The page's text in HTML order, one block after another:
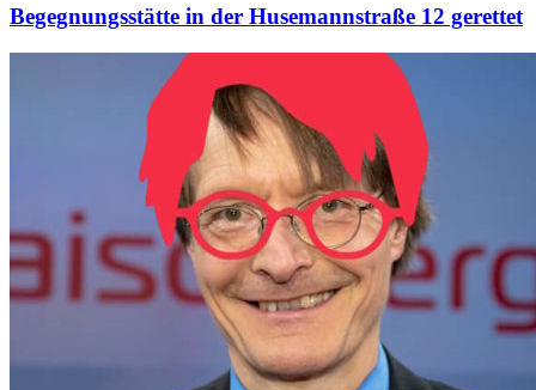
Begegnungsstätte in der Husemannstraße 12 gerettet